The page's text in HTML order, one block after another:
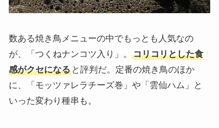
数ある焼き鳥メニューの中でもっとも人気なの
が、「つくねナンコツ入り」。 コリコリとした食
感がクセになると評判だ。定番の焼き鳥のほか
に、「モッツァレラチーズ巻」や「雲仙ハム」と
いった変わり種串も。